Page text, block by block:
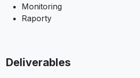
Monitoring
Raporty
Deliverables